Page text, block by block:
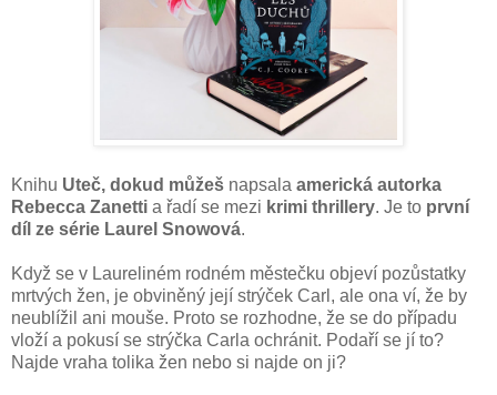
Knihu Uteč, dokud můžeš napsala americká autorka
Rebecca Zanetti a řadí se mezi krimi thrillery. Je to první
díl ze série Laurel Snowová.
Když se v Laureliném rodném městečku objeví pozůstatky
mrtvých žen, je obviněný její strýček Carl, ale ona ví, že by
neublížil ani mouše. Proto se rozhodne, že se do případu
vloží a pokusí se strýčka Carla ochránit. Podaří se jí to?
Najde vraha tolika žen nebo si najde on ji?